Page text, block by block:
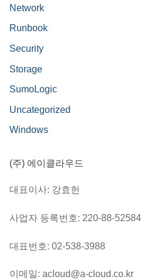
Network
Runbook
Security
Storage
SumoLogic
Uncategorized
Windows
(주) 에이클라우드
대표이사: 강효헌
사업자 등록번호: 220-88-52584
대표번호: 02-538-3988
이메일: acloud@a-cloud.co.kr